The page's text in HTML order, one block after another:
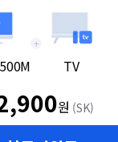
+
TV
원 (SK)